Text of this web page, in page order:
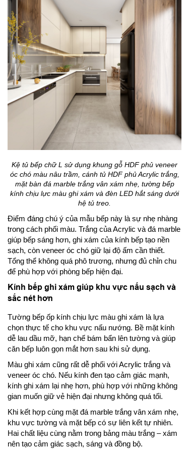
Kệ tủ bếp chữ L sử dụng khung gỗ HDF phủ veneer
óc chó màu nâu trầm, cánh tủ HDF phủ Acrylic trắng,
mặt bàn đá marble trắng vân xám nhẹ, tường bếp
kính chịu lực màu ghi xám và đèn LED hắt sáng dưới
hệ tủ treo.
Điểm đáng chú ý của mẫu bếp này là sự nhẹ nhàng
trong cách phối màu. Trắng của Acrylic và đá marble
giúp bếp sáng hơn, ghi xám của kính bếp tạo nền
sạch, còn veneer óc chó giữ lại độ ấm cần thiết.
Tổng thể không quá phô trương, nhưng đủ chỉn chu
để phù hợp với phòng bếp hiện đại.
Kính bếp ghi xám giúp khu vực nấu sạch và
sắc nét hơn
Tường bếp ốp kính chịu lực màu ghi xám là lựa
chọn thực tế cho khu vực nấu nướng. Bề mặt kính
dễ lau dầu mỡ, hạn chế bám bẩn lên tường và giúp
căn bếp luôn gọn mắt hơn sau khi sử dụng.
Màu ghi xám cũng rất dễ phối với Acrylic trắng và
veneer óc chó. Nếu kính đen tạo cảm giác mạnh,
kính ghi xám lại nhẹ hơn, phù hợp với những không
gian muốn giữ vẻ hiện đại nhưng không quá tối.
Khi kết hợp cùng mặt đá marble trắng vân xám nhẹ,
khu vực tường và mặt bếp có sự liên kết tự nhiên.
Hai chất liệu cùng nằm trong bảng màu trắng – xám
nên tạo cảm giác sạch, sáng và đồng bộ.